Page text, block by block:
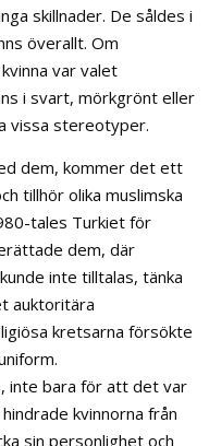
skillnader. De såldes i
överallt. Om
var valet
i svart, mörkgrönt eller
vissa stereotyper.
dem, kommer det ett
tillhör olika muslimska
tales Turkiet för
dem, där
inte tilltalas, tänka
auktoritära
kretsarna försökte
inte bara för att det var
kvinnorna från
sin personlighet och